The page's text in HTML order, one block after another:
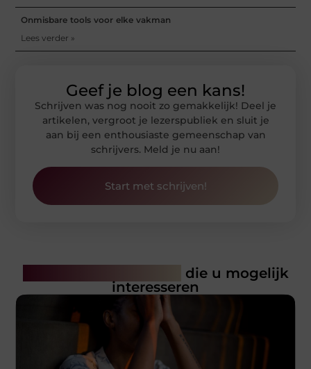
Onmisbare tools voor elke vakman
Lees verder »
Geef je blog een kans!
Schrijven was nog nooit zo gemakkelijk! Deel je
artikelen, vergroot je lezerspubliek en sluit je
aan bij een enthousiaste gemeenschap van
schrijvers. Meld je nu aan!
Start met schrijven!
die u mogelijk
interesseren